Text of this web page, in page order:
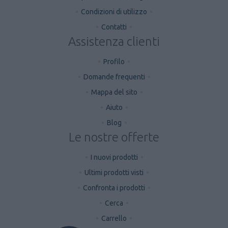
Condizioni di utilizzo
Contatti
Assistenza clienti
Profilo
Domande frequenti
Mappa del sito
Aiuto
Blog
Le nostre offerte
I nuovi prodotti
Ultimi prodotti visti
Confronta i prodotti
Cerca
Carrello